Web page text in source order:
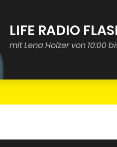
LIFE RADIO
mit Lena Holzer von 10:00